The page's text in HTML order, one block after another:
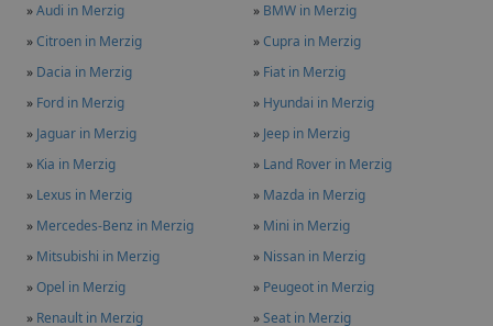
»Audi in Merzig » BMW in Merzig
»Citroen in Merzig »Cupra in Merzig
» Dacia in Merzig » Fiat in Merzig
» Ford in Merzig » Hyundai in Merzig
» Jaguar in Merzig » Jeep in Merzig
» Kia in Merzig » Land Rover in Merzig
» Lexus in Merzig » Mazda in Merzig
» Mercedes-Benz in Merzig » Mini in Merzig
» Mitsubishi in Merzig » Nissan in Merzig
»Opel in Merzig » Peugeot in Merzig
» Renault in Merzig »Seat in Merzig